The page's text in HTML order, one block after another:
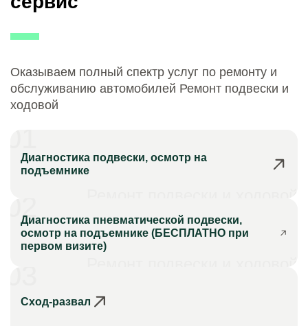
Оказываем полный спектр услуг по ремонту и
обслуживанию автомобилей Ремонт подвески и
ходовой
Диагностика подвески, осмотр на
подъемнике
02
Диагностика пневматической подвески,
осмотр на подъемнике (БЕСПЛАТНО при
первом визите)
Сход-развал